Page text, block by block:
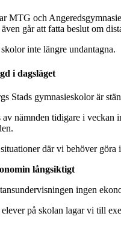
MTG och
går att fatta beslut om
inte längre undantagna.
i dagsläget
Stads gymnasieskolor är
av nämnden tidigare i veckan
där vi behöver göra
långsiktigt
ingen
på skolan lagar vi till